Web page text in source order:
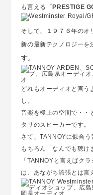
も言える
「PRESTIGE
そして、１９７６年のオ
新の最新テクノロジーを
す。
どれもオーディオと言う
し。
音楽を極上の空間で・・
タリのスピーカーです。
さて、TANNOYに似合う
もちろん「なんでも聴
「TANNOYと言えばクラ
は、あながち誇張とは言